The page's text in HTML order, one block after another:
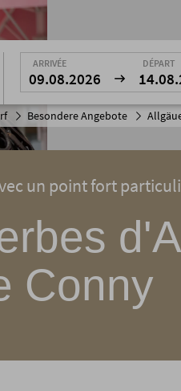
Besondere Angebote
ARRIVÉE
09.08.2026
DÉPART
un point fort
Conny